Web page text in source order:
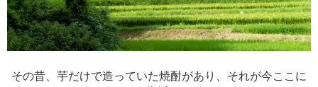
その昔、芋だけで造っていた焼酎があり、それが今ここに